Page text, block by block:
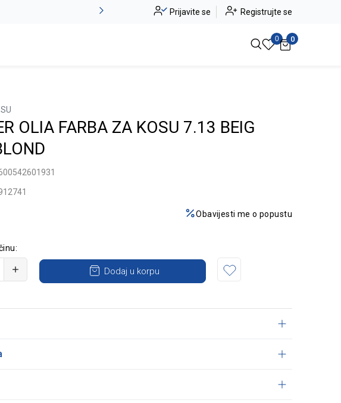
Novo u ponudi - Jadea Pogledaj više
Prijavite se Registrujte se
0 0
OLIA FARBA ZA KOSU 7.13 BEIG
Obavijesti me o popustu
Dodaj u korpu